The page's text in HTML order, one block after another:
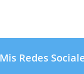
Mis Redes